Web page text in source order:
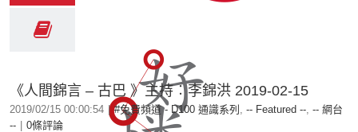
《人間錦言 – 古巴 》主持︰李錦洪 2019-02-15
2019/02/15 00:00:54 | #免費頻道 - D100 通識系列 , -- Featured --, -- 網台
--
0條評論